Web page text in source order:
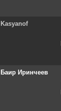
Kasyanof
Баир Иринчеев